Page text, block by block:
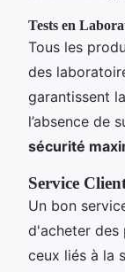
Tests en
Tous les
des
garantissent
l’absence de
sécurité
Service
Un bon
d'acheter des
ceux liés à la